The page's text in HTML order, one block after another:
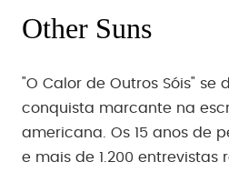
Other Suns
"O Calor de Outros Sóis" se
conquista marcante na
americana. Os 15 anos de
e mais de 1.200 entrevistas